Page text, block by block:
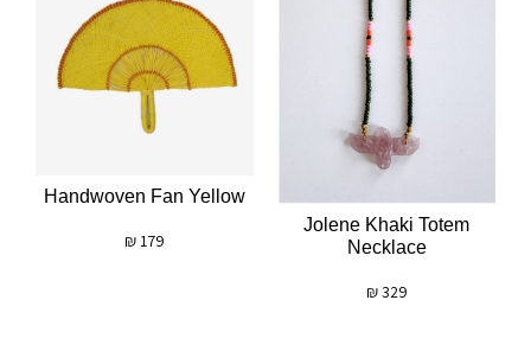
Jolene Khaki Totem
Necklace
329
₪
Handwoven Fan Yellow
179
₪